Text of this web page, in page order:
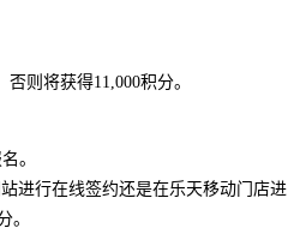
否则将获得11,000积分。
。
进行在线签约还是在乐天移动门店进
。